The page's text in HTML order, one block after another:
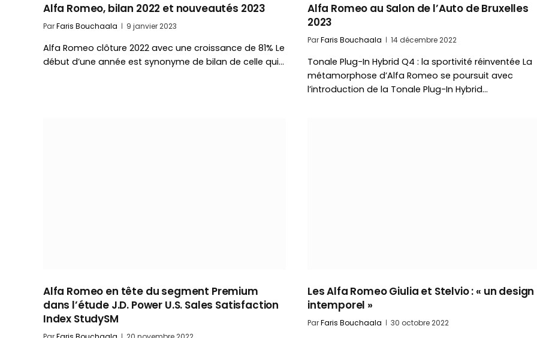
Alfa Romeo, bilan 2022 et nouveautés 2023
ParFaris Bouchaala 9 janvier 2023
Alfa Romeo clôture 2022 avec une croissance de 81% Le
début d’une année est synonyme de bilan de celle qui…
Alfa Romeo au Salon de l’Auto de Bruxelles
2023
ParFaris Bouchaala 14 décembre 2022
Tonale Plug-In Hybrid Q4 : la sportivité réinventée La
métamorphose d’Alfa Romeo se poursuit avec
l’introduction de la Tonale Plug-In Hybrid…
Alfa Romeo en tête du segment Premium
dans l’étude J.D. Power U.S. Sales Satisfaction
Index StudySM
Les Alfa Romeo Giulia et Stelvio : « un design
intemporel »
ParFaris Bouchaala 30 octobre 2022